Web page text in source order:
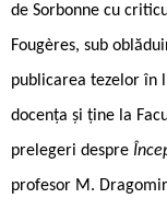
de Sorbonne cu
Fougères, sub
publicarea tezelor în
docența și ține la
prelegeri despre
profesor M.